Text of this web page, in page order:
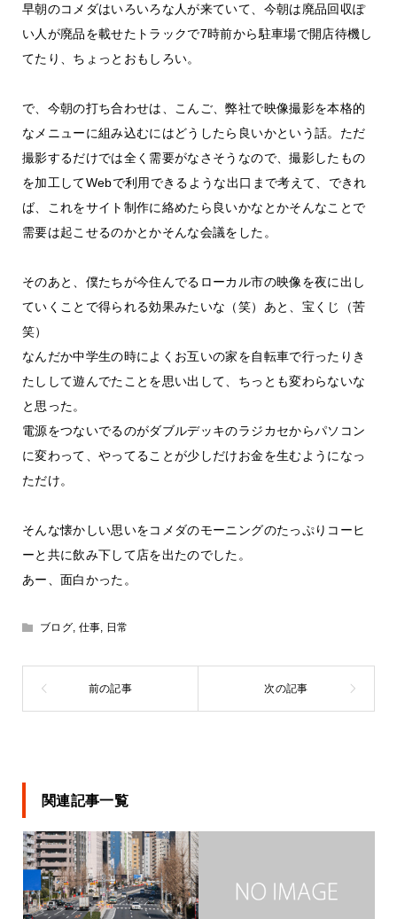
早朝のコメダはいろいろな人が来ていて、今朝は廃品回収ぽ
い人が廃品を載せたトラックで7時前から駐車場で開店待機し
てたり、ちょっとおもしろい。
で、今朝の打ち合わせは、こんご、弊社で映像撮影を本格的
なメニューに組み込むにはどうしたら良いかという話。ただ
撮影するだけでは全く需要がなさそうなので、撮影したもの
を加工してWebで利用できるような出口まで考えて、できれ
ば、これをサイト制作に絡めたら良いかなとかそんなことで
需要は起こせるのかとかそんな会議をした。
そのあと、僕たちが今住んでるローカル市の映像を夜に出し
ていくことで得られる効果みたいな（笑）あと、宝くじ（苦
笑）
なんだか中学生の時によくお互いの家を自転車で行ったりき
たしして遊んでたことを思い出して、ちっとも変わらないな
と思った。
電源をつないでるのがダブルデッキのラジカセからパソコン
に変わって、やってることが少しだけお金を生むようになっ
ただけ。
そんな懐かしい思いをコメダのモーニングのたっぷりコーヒ
ーと共に飲み下して店を出たのでした。
あー、面白かった。
ブログ, 仕事, 日常
関連記事一覧